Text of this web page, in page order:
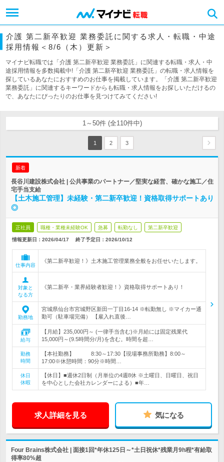
介護 第二新卒歓迎 業務委託に関する求人・転職・中途
採用情報＜8/6（木）更新＞
マイナビ転職では「介護 第二新卒歓迎 業務委託」に関連する転職・求人・中
途採用情報を多数掲載中!「介護 第二新卒歓迎 業務委託」の転職・求人情報を
探しているあなたにおすすめのお仕事を掲載しています。「介護 第二新卒歓迎
業務委託」に関連するキーワードからも転職・求人情報をお探しいただけるの
で、あなたにぴったりのお仕事を見つけてみてください!
1～50件 (全110件中)
1 2 3
新着
長谷川建設株式会社 | 公共事業のパートナー／堅実な経営、確かな施工／住
宅手当支給
【土木施工管理】未経験・第二新卒歓迎！資格取得サポートあり
◎
正社員 職種・業種未経験OK 急募 転勤なし 第二新卒歓迎
情報更新日：2026/04/17 終了予定日： 2026/10/12
仕事内容
《第二新卒歓迎！》土木施工管理業務全般をお任せいたします。
対象と
なる方
《第二新卒・業界経験者歓迎！》資格取得サポートあり！
勤務地
宮城県仙台市宮城野区新田一丁目16‐14 ※転勤無し ※マイカー通
勤可（駐車場完備） 【雇入れ直後…
給与
【月給】235,000円～ (一律手当含む)※月給には固定残業代
15,000円～(9.5時間分/月)を含む。時間を超…
勤務
時間
【本社勤務】 8:30～17:30【現場事務所勤務】8:00～
17:00※休憩時間：90分※時間…
休日
休暇
【休日】■週休2日制（月単位の4週8休 ※土曜日、日曜日、祝日
を中心とした会社カレンダーによる）■年…
求人詳細を見る 気になる
Four Brains株式会社 | 面接1回*年休125日～*土日祝休*残業月9h程*有給取
得率80%超